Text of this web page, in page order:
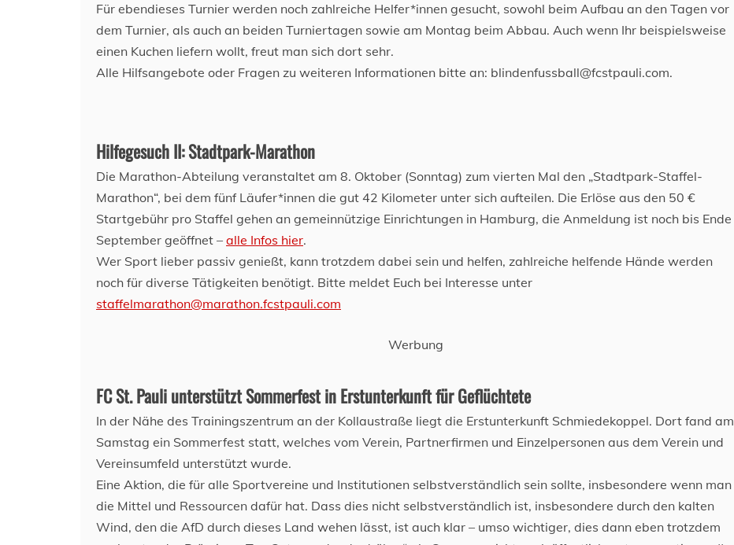
Für ebendieses Turnier werden noch zahlreiche Helfer*innen gesucht, sowohl beim Aufbau an den Tagen vor
dem Turnier, als auch an beiden Turniertagen sowie am Montag beim Abbau. Auch wenn Ihr beispielsweise
einen Kuchen liefern wollt, freut man sich dort sehr.
Alle Hilfsangebote oder Fragen zu weiteren Informationen bitte an: blindenfussball@fcstpauli.com.
Hilfegesuch II: Stadtpark-Marathon
Die Marathon-Abteilung veranstaltet am 8. Oktober (Sonntag) zum vierten Mal den „Stadtpark-Staffel-
Marathon“, bei dem fünf Läufer*innen die gut 42 Kilometer unter sich aufteilen. Die Erlöse aus den 50 €
Startgebühr pro Staffel gehen an gemeinnützige Einrichtungen in Hamburg, die Anmeldung ist noch bis Ende
September geöffnet – alle Infos hier.
Wer Sport lieber passiv genießt, kann trotzdem dabei sein und helfen, zahlreiche helfende Hände werden
noch für diverse Tätigkeiten benötigt. Bitte meldet Euch bei Interesse unter
staffelmarathon@marathon.fcstpauli.com
Werbung
FC St. Pauli unterstützt Sommerfest in Erstunterkunft für Geflüchtete
In der Nähe des Trainingszentrum an der Kollaustraße liegt die Erstunterkunft Schmiedekoppel. Dort fand am
Samstag ein Sommerfest statt, welches vom Verein, Partnerfirmen und Einzelpersonen aus dem Verein und
Vereinsumfeld unterstützt wurde.
Eine Aktion, die für alle Sportvereine und Institutionen selbstverständlich sein sollte, insbesondere wenn man
die Mittel und Ressourcen dafür hat. Dass dies nicht selbstverständlich ist, insbesondere durch den kalten
Wind, den die AfD durch dieses Land wehen lässt, ist auch klar – umso wichtiger, dies dann eben trotzdem